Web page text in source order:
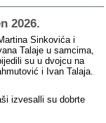
2026.
Sinkovića i
Talaje u samcima,
su u dvojcu na
i Ivan Talaja.
izvesalli su dobrte